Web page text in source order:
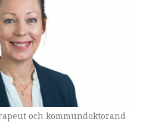
och kommundoktorand